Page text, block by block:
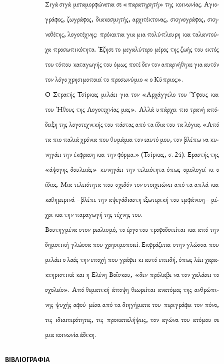
Σι­γά σι­γά με­τα­μορ­φώ­νε­ται σε «πα­ρα­τη­ρη­τή» της κοι­νω­νί­ας. Αγιο­
γρά­φος, ζω­γρά­φος, δια­κο­σμη­τής, αρ­χι­τέ­κτο­νας, σκη­νο­γρά­φος, σκη­
νο­θέ­της, λο­γο­τέ­χνης: πρό­κει­ται για μια πο­λύ­πλευ­ρη και τα­λα­ντού­
χα προ­σω­πι­κό­τη­τα. Έζη­σε το με­γα­λύ­τε­ρο μέ­ρος της ζω­ής του εκτός
του τό­που κα­τα­γω­γής του όμως πο­τέ δεν τον απαρ­νή­θη­κε για αυ­τόν
τον λό­γο χρη­σι­μο­ποιεί το προ­σω­νύ­μιο « ο Κύ­πριος».
Ο Στρα­τής Τσίρ­κας μι­λά­ει για τον «Αρ­χάγ­γε­λο του Ύφους και
του Ήθους της Λο­γο­τε­χνί­ας μας». Αλ­λά υπάρ­χει πιο τρα­νή από­
δει­ξη της λο­γο­τε­χνι­κής του πά­στας από τα ίδια του τα λό­για; «Από
τα πιο πα­λιά χρό­νια που θυ­μά­μαι τον εαυ­τό μου, τον βλέ­πω να κυ­
νη­γά­ει την έκ­φρα­ση και την φόρ­μα.» (Τσίρ­κας, σ. 24). Ερα­στής της
«άψο­γης δου­λειάς» κυ­νη­γά­ει την τε­λειό­τη­τα όπως ομο­λο­γεί κι ο
ίδιος. Μια τε­λειό­τη­τα που σχε­δόν τον στοι­χειώ­νει από τα απλά και
κα­θη­με­ρι­νά –βλέ­πε την αψε­γά­δια­στη εξω­τε­ρι­κή του εμ­φά­νι­ση– μέ­
χρι και την πα­ρα­γω­γή της τέ­χνης του.
Βου­τηγ­μέ­να στον ρε­α­λι­σμό, το έρ­γο του τρο­φο­δο­τεί­ται και από την
δη­μο­τι­κή γλώσ­σα που χρη­σι­μο­ποιεί. Εκ­φρά­ζε­ται στην γλώσ­σα που
μι­λά­ει ο λα­ός την επο­χή που γρά­φει κι αυ­τό επει­δή, όπως λέ­ει χα­ρα­
κτη­ρι­στι­κά και η Ελέ­νη Βο­ΐ­σκου, «δεν πρό­λα­βε να τον χα­λά­σει το
σχο­λείο». Από θε­μα­τι­κή άπο­ψη θε­ω­ρεί­ται ανα­τό­μος της αν­θρώ­πι­
νης ψυ­χής αφού μέ­σα από τα δι­η­γή­μα­τα του πε­ρι­γρά­φει τον πό­νο,
τις ιδιαι­τε­ρό­τη­τες, τις προ­κα­τα­λή­ψεις, τον αγώ­να του ατό­μου σε
μια κοι­νω­νία άδι­κη.
ΒΙΒΛΙΟΓΡΑΦΙΑ